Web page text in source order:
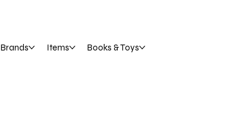
Brands Items Books & Toys